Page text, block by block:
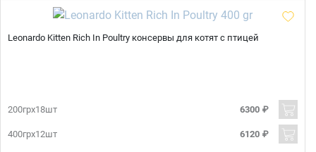
Leonardo Kitten Rich In Poultry консервы для котят с птицей
200грх18шт 6300 ₽
400грх12шт 6120 ₽